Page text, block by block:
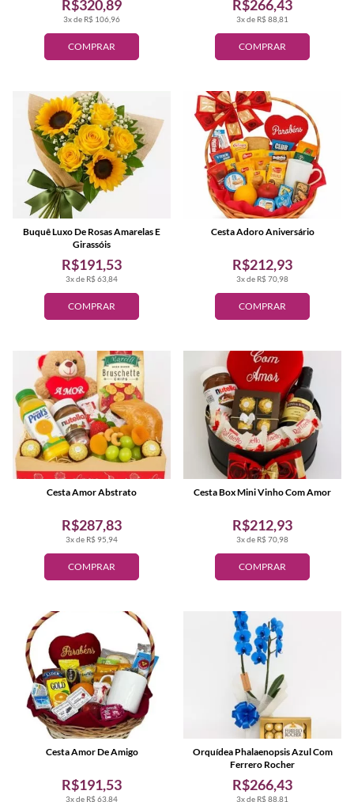
COMPRAR
3x de R$ 106,96
R$320,89
COMPRAR
3x de R$ 88,81
R$266,43
COMPRAR
3x de R$ 63,84
R$191,53
Buquê Luxo De Rosas Amarelas E
Girassóis
COMPRAR
3x de R$ 70,98
R$212,93
Cesta Adoro Aniversário
COMPRAR
3x de R$ 95,94
R$287,83
Cesta Amor Abstrato
COMPRAR
3x de R$ 70,98
R$212,93
Cesta Box Mini Vinho Com Amor
3x de R$ 63,84
R$191,53
Cesta Amor De Amigo
3x de R$ 88,81
R$266,43
Orquídea Phalaenopsis Azul Com
Ferrero Rocher